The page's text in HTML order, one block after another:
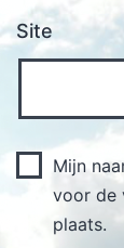
Site
Mijn
voor de
plaats.